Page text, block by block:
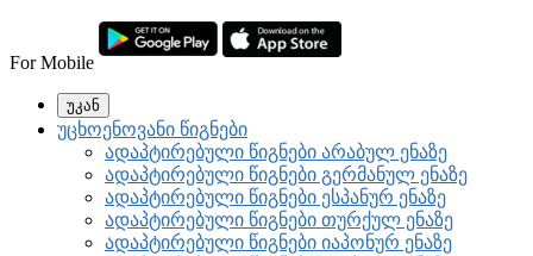
For Mobile
უკან
უცხოენოვანი წიგნები
ადაპტირებული წიგნები არაბულ ენაზე
ადაპტირებული წიგნები გერმანულ ენაზე
ადაპტირებული წიგნები ესპანურ ენაზე
ადაპტირებული წიგნები თურქულ ენაზე
ადაპტირებული წიგნები იაპონურ ენაზე